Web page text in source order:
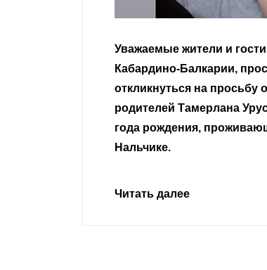
Уважаемые земляки и все
неравнодушные граждане.
Читать далее